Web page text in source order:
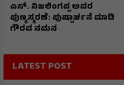
ಎಸ್. ನಿಜಲಿಂಗಪ್ಪ ಅವರ
ಪುಣ್ಯಸ್ಮರಣೆ: ಪುಷ್ಪಾರ್ಚನೆ ಮಾಡಿ
ಗೌರವ ನಮನ​
LATEST POST